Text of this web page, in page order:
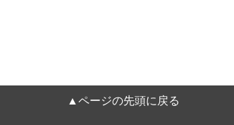
▲ページの先頭に戻る